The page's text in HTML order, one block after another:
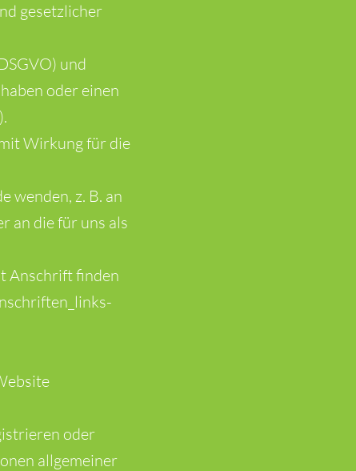
gesetzlicher
und
oder einen
Wirkung für die
wenden, z. B. an
an die für uns als
Anschrift finden
oder
allgemeiner